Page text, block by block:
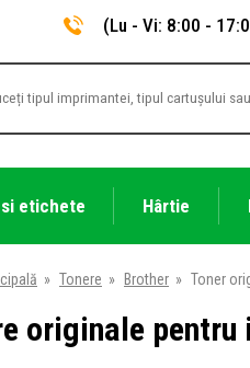
(Lu - Vi: 8:00 -
etichete Hârtie
» Tonere » Brother » Toner
originale